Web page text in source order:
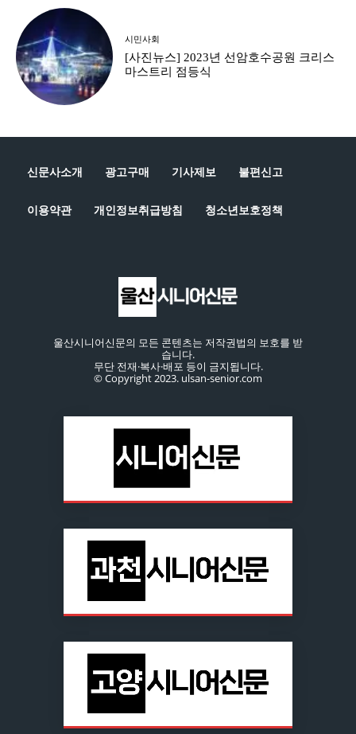
시민사회
[사진뉴스] 2023년 선암호수공원 크리스
마스트리 점등식
신문사소개 광고구매 기사제보 불편신고
이용약관 개인정보취급방침 청소년보호정책
울산시니어신문의 모든 콘텐츠는 저작권법의 보호를 받
습니다.
무단 전재·복사·배포 등이 금지됩니다.
© Copyright 2023. ulsan-senior.com